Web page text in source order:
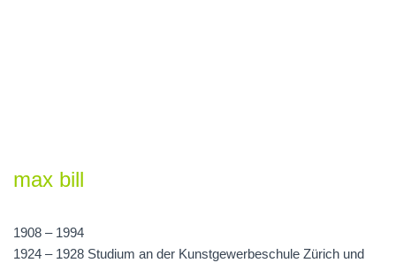
max bill
1908 – 1994
1924 – 1928 Studium an der Kunstgewerbeschule Zürich und